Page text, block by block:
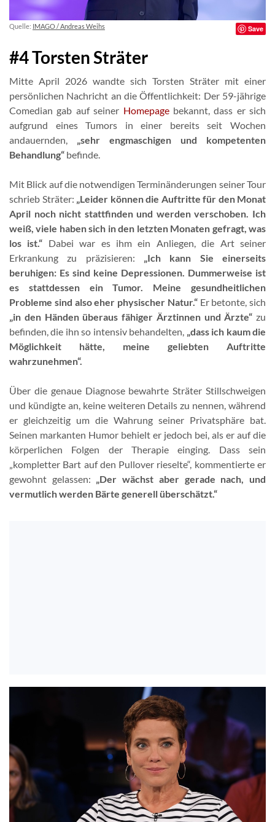
Quelle: IMAGO / Andreas Weihs Save
#4 Torsten Sträter
Mitte April 2026 wandte sich Torsten Sträter mit einer
persönlichen Nachricht an die Öffentlichkeit: Der 59-jährige
Comedian gab auf seiner Homepagebekannt, dass er sich
aufgrund eines Tumors in einer bereits seit Wochen
andauernden, „sehr engmaschigen und kompetenten
Behandlung“ befinde.
Mit Blick auf die notwendigen Terminänderungen seiner Tour
schrieb Sträter: „Leider können die Auftritte für den Monat
April noch nicht stattfinden und werden verschoben. Ich
weiß, viele haben sich in den letzten Monaten gefragt, was
los ist.“ Dabei war es ihm ein Anliegen, die Art seiner
Erkrankung zu präzisieren: „Ich kann Sie einerseits
beruhigen: Es sind keine Depressionen. Dummerweise ist
es stattdessen ein Tumor. Meine gesundheitlichen
Probleme sind also eher physischer Natur.“Er betonte, sich
„in den Händen überaus fähiger Ärztinnen und Ärzte“ zu
befinden, die ihn so intensiv behandelten, „dass ich kaum die
Möglichkeit hätte, meine geliebten Auftritte
wahrzunehmen“.
Über die genaue Diagnose bewahrte Sträter Stillschweigen
und kündigte an, keine weiteren Details zu nennen, während
er gleichzeitig um die Wahrung seiner Privatsphäre bat.
Seinen markanten Humor behielt er jedoch bei, als er auf die
körperlichen Folgen der Therapie einging. Dass sein
„kompletter Bart auf den Pullover rieselte“, kommentierte er
gewohnt gelassen: „Der wächst aber gerade nach, und
vermutlich werden Bärte generell überschätzt.“